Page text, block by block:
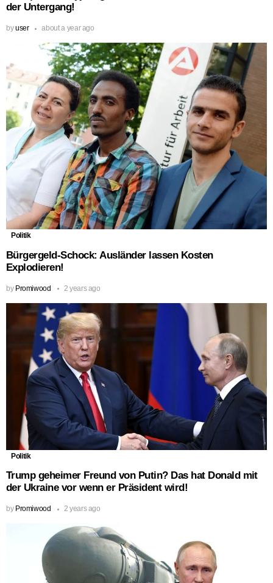
der Untergang!
byuser about a year ago
Politik
Bürgergeld-Schock: Ausländer lassen Kosten
Explodieren!
by Promiwood 2 years ago
Politik
Trump geheimer Freund von Putin? Das hat Donald mit
der Ukraine vor wenn er Präsident wird!
by Promiwood 2 years ago